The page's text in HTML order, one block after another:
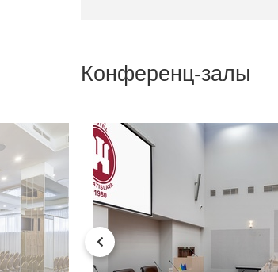
Конференц-залы